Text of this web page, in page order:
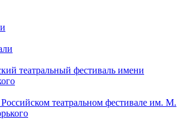
театральный фестиваль имени
театральном фестивале им. М.